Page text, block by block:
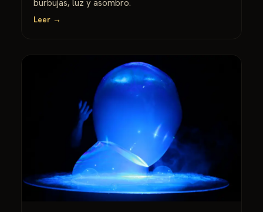
burbujas, luz y asombro.
Leer →